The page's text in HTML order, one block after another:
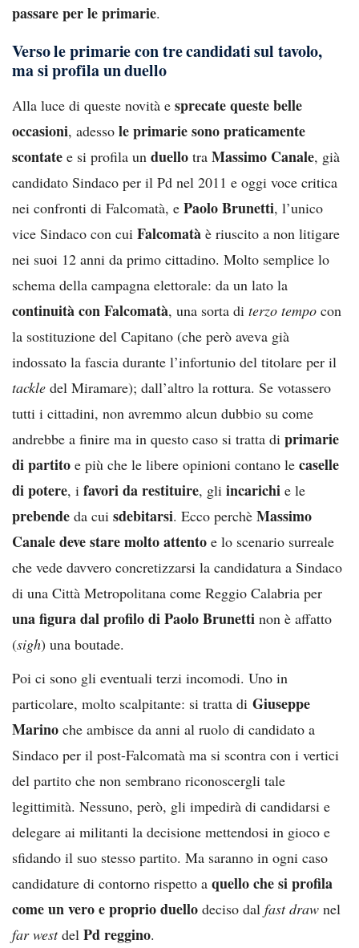
passare per le primarie.
Verso le primarie con tre candidati sul tavolo,
ma si profila un duello
Alla luce di queste novità e sprecate queste belle
occasioni, adesso le primarie sono praticamente
scontate e si profila un duello tra Massimo Canale, già
candidato Sindaco per il Pd nel 2011 e oggi voce critica
nei confronti di Falcomatà, e Paolo Brunetti, l’unico
vice Sindaco con cui Falcomatà è riuscito a non litigare
nei suoi 12 anni da primo cittadino. Molto semplice lo
schema della campagna elettorale: da un lato la
continuità conFalcomatà, una sorta di terzo tempo con
la sostituzione del Capitano (che però aveva già
indossato la fascia durante l’infortunio del titolare per il
tackle del Miramare); dall’altro la rottura. Se votassero
tutti i cittadini, non avremmo alcun dubbio su come
andrebbe a finire ma in questo caso si tratta di primarie
di partito e più che le libere opinioni contano le caselle
di potere, i favori da restituire, gli incarichi e le
prebende da cui sdebitarsi. Ecco perchè Massimo
Canale deve stare molto attento e lo scenario surreale
che vede davvero concretizzarsi la candidatura a Sindaco
di una Città Metropolitana come Reggio Calabria per
una figura dal profilo di Paolo Brunetti non è affatto
(sigh) una boutade.
Poi ci sono gli eventuali terzi incomodi. Uno in
particolare, molto scalpitante: si tratta di Giuseppe
Marino che ambisce da anni al ruolo di candidato a
Sindaco per il post-Falcomatà ma si scontra con i vertici
del partito che non sembrano riconoscergli tale
legittimità. Nessuno, però, gli impedirà di candidarsi e
delegare ai militanti la decisione mettendosi in gioco e
sfidando il suo stesso partito. Ma saranno in ogni caso
candidature di contorno rispetto a quello che si profila
come un vero e proprio duello deciso dal fast draw nel
far westdel Pd reggino.